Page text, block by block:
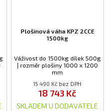
Plošinová váha KPZ 2CCE
1500kg
Váživost do 1500kg dílek 500g
| rozměr plošiny 1000 x 1200
mm
15 490 Kč bez DPH
18 743 Kč
SKLADEM U DODAVATELE